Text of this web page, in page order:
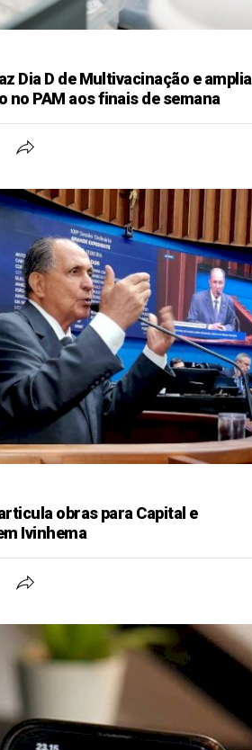
Dia D de Multivacinação e amplia
no PAM aos finais de semana
obras para Capital e
Ivinhema